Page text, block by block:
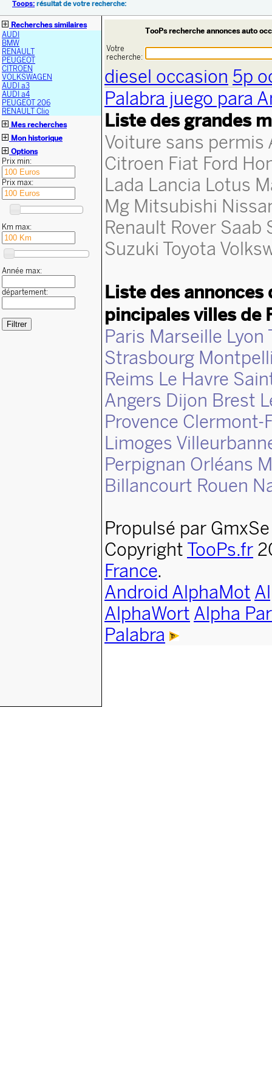
Toops: résultat de votre recherche:
TooPs recherche annonces auto
Votre
recherche:
diesel occasion 5p
Palabra juego para
Liste des grandes
Voiture sans permis
Citroen Fiat Ford
Lada Lancia Lotus
Mg Mitsubishi
Renault Rover Saab
Suzuki Toyota
Liste des
pincipales villes de
Paris Marseille Lyon
Strasbourg
Reims Le Havre
Angers Dijon Brest
Provence Clermont-
Limoges
Perpignan Orléans
Billancourt Rouen
Propulsé par
Copyright TooPs.fr
France.
Android AlphaMot
AlphaWort Alpha
Palabra
Recherches similaires
AUDI
BMW
RENAULT
PEUGEOT
CITROEN
VOLKSWAGEN
AUDI a3
AUDI a4
PEUGEOT 206
RENAULT Clio
Mes recherches
Mon historique
Options
Prix min:
Prix max:
Km max:
Année max:
département: